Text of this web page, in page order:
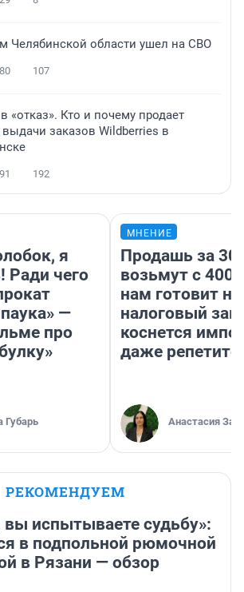
Челябинской области ушел на СВО
107
«отказ». Кто и почему продает
заказов Wildberries в
192
я
Ради чего
—
про
МНЕНИЕ
Продашь за
возьмут с
нам готовит
налоговый
коснется
даже
Анастасия
РЕКОМЕНДУЕМ
вы испытываете судьбу»:
в подпольной рюмочной
в Рязани — обзор